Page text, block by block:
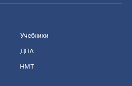
Учебники
ДПА
НМТ